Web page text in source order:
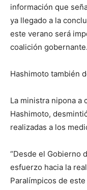
información que
ya llegado a la
este verano será
coalición gobernante.
Hashimoto también
La ministra nipona a
Hashimoto,
realizadas a los
“Desde el Gobierno
esfuerzo hacia la
Paralímpicos de